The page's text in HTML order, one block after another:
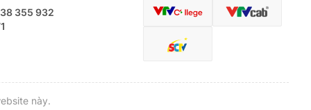
355 932
này.